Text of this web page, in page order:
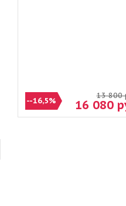
--16,5%
13 800
16 080